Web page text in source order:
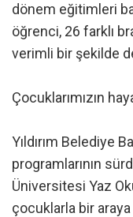
dönem eğitimleri
öğrenci, 26 farklı
verimli bir şekilde
Çocuklarımızın
Yıldırım Belediye
programlarının
Üniversitesi Yaz
çocuklarla bir araya